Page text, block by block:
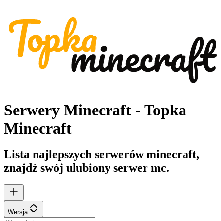
Serwery Minecraft - Topka
Minecraft
Lista najlepszych serwerów minecraft,
znajdź swój ulubiony serwer mc.
Wersja